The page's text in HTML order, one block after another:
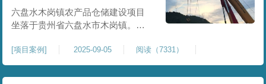
后续建（构）筑物及重型作业场地
使
六盘水木岗镇农产品仓储建设项目
坐落于贵州省六盘水市木岗镇。场
房、分拣车间、配套附属用房等设
施。项目原始场地为新建建设用
地，土层分布不均、土体松散、天
[项目案例] 2025-09-05 阅读（7331）